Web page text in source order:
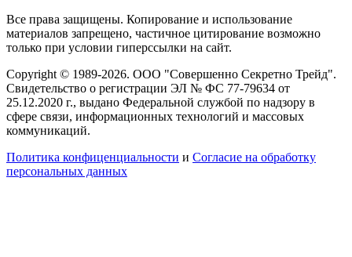
Все права защищены. Копирование и использование
материалов запрещено, частичное цитирование возможно
только при условии гиперссылки на сайт.
Copyright © 1989-2026. ООО "Совершенно Секретно Трейд".
Свидетельство о регистрации ЭЛ № ФС 77-79634 от
25.12.2020 г., выдано Федеральной службой по надзору в
сфере связи, информационных технологий и массовых
коммуникаций.
Политика конфиценциальности и Согласие на обработку
персональных данных